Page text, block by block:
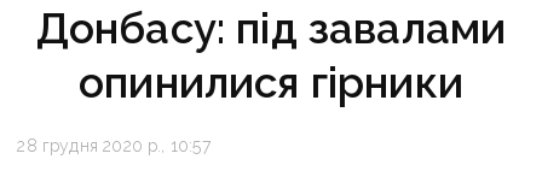
Донбасу: під завалами
опинилися гірники
28 грудня 2020 р., 10:57